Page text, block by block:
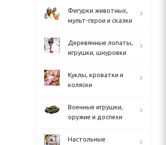
Фигурки животных,
мульт-герои и сказки
Деревянные лопаты,
игрушки, шнуровки
Куклы, кроватки и
коляски
Военные игрушки,
оружие и доспехи
Настольные